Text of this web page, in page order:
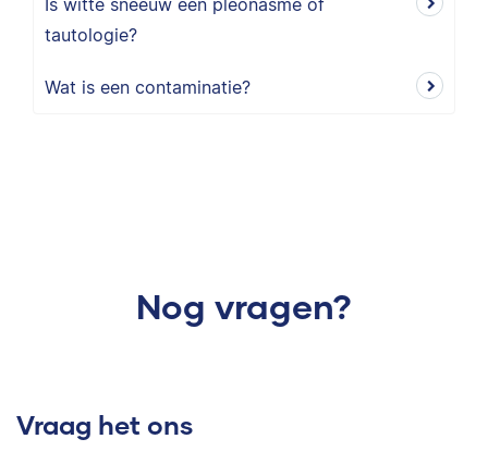
Is witte sneeuw een pleonasme of
tautologie?
Wat is een contaminatie?
Nog vragen?
Vraag het ons